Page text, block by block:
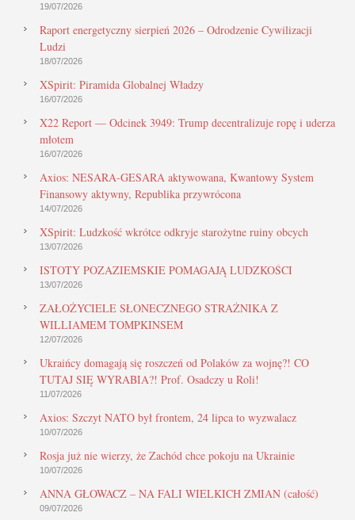
19/07/2026
Raport energetyczny sierpień 2026 – Odrodzenie Cywilizacji
Ludzi
18/07/2026
XSpirit: Piramida Globalnej Władzy
16/07/2026
X22 Report — Odcinek 3949: Trump decentralizuje ropę i uderza
młotem
16/07/2026
Axios: NESARA-GESARA aktywowana, Kwantowy System
Finansowy aktywny, Republika przywrócona
14/07/2026
XSpirit: Ludzkość wkrótce odkryje starożytne ruiny obcych
13/07/2026
ISTOTY POZAZIEMSKIE POMAGAJĄ LUDZKOŚCI
13/07/2026
ZAŁOŻYCIELE SŁONECZNEGO STRAŻNIKA Z
WILLIAMEM TOMPKINSEM
12/07/2026
Ukraińcy domagają się roszczeń od Polaków za wojnę?! CO
TUTAJ SIĘ WYRABIA?! Prof. Osadczy u Roli!
11/07/2026
Axios: Szczyt NATO był frontem, 24 lipca to wyzwalacz
10/07/2026
Rosja już nie wierzy, że Zachód chce pokoju na Ukrainie
10/07/2026
ANNA GŁOWACZ – NA FALI WIELKICH ZMIAN (całość)
09/07/2026